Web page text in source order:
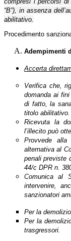
“B”), in assenza
abilitativo.
Procedimento
Adempimenti
Accerta
Verifica che,
domanda ai fini
di fatto, la
titolo abilitativo.
Ricevuta la
l’illecito può
Provvede
alternativa al
penali previste
44/c DPR n.
Comunica al
intervenire,
sanzionatori
Per la
Per la
trasgressori.